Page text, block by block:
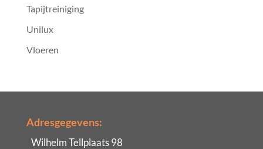
Tapijtreiniging
Unilux
Vloeren
Adresgegevens:
Wilhelm Tellplaats 98